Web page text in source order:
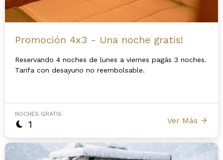
Promoción 4x3 - Una noche gratis!
Reservando 4 noches de lunes a viernes pagás 3 noches.
Tarifa con desayuno no reembolsable.
NOCHES GRATIS
1 Ver Más